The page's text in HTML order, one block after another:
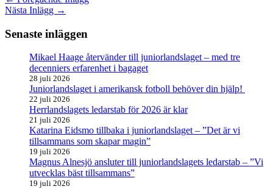
Nästa Inlägg →
Senaste inläggen
Mikael Haage återvänder till juniorlandslaget – med tre
decenniers erfarenhet i bagaget
28 juli 2026
Juniorlandslaget i amerikansk fotboll behöver din hjälp!
22 juli 2026
Herrlandslagets ledarstab för 2026 är klar
21 juli 2026
Katarina Eidsmo tillbaka i juniorlandslaget – ”Det är vi
tillsammans som skapar magin”
19 juli 2026
Magnus Alnesjö ansluter till juniorlandslagets ledarstab – ”Vi
utvecklas bäst tillsammans”
19 juli 2026